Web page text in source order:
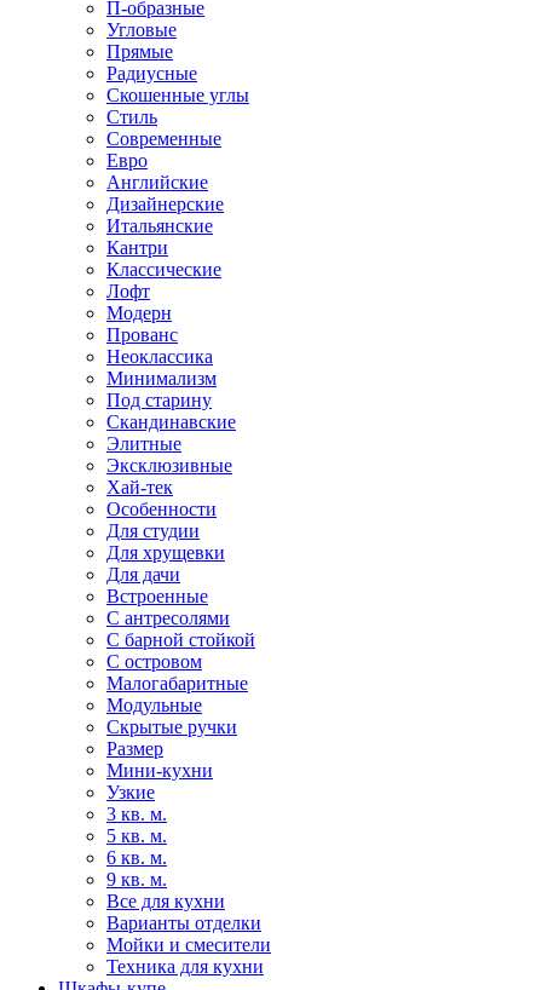
П-образные
Угловые
Прямые
Радиусные
Скошенные углы
Стиль
Современные
Евро
Английские
Дизайнерские
Итальянские
Кантри
Классические
Лофт
Модерн
Прованс
Неоклассика
Минимализм
Под старину
Скандинавские
Элитные
Эксклюзивные
Хай-тек
Особенности
Для студии
Для хрущевки
Для дачи
Встроенные
С антресолями
С барной стойкой
С островом
Малогабаритные
Модульные
Скрытые ручки
Размер
Мини-кухни
Узкие
3 кв. м.
5 кв. м.
6 кв. м.
9 кв. м.
Все для кухни
Варианты отделки
Мойки и смесители
Техника для кухни